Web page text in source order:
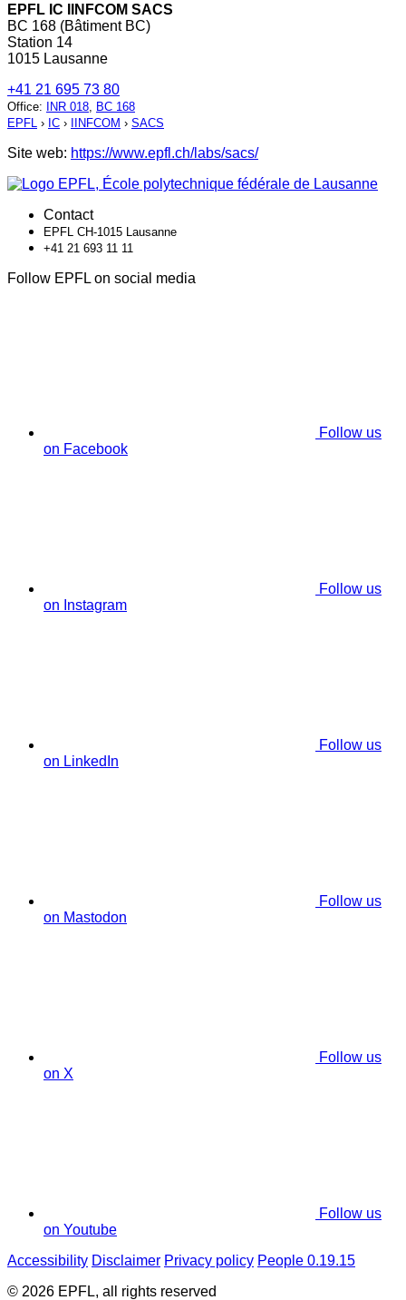
EPFL IC IINFCOM SACS
BC 168 (Bâtiment BC)
Station 14
1015 Lausanne
+41 21 695 73 80
Office: INR 018 BC 168
EPFL › IC › IINFCOM › SACS
Site web: https://www.epfl.ch/labs/sacs/
Contact
EPFL CH-1015 Lausanne
+41 21 693 11 11
Follow EPFL on social media
Follow us
on Facebook
Follow us
on Instagram
Follow us
on LinkedIn
Follow us
on Mastodon
Follow us
on X
Follow us
on Youtube
Accessibility Disclaimer Privacy policy People 0.19.15
© 2026 EPFL, all rights reserved